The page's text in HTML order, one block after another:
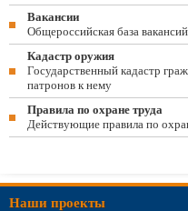
Вакансии
Общероссийская база
Кадастр оружия
Государственный кадастр
патронов к нему
Правила по охране труда
Действующие правила по
Наши проекты